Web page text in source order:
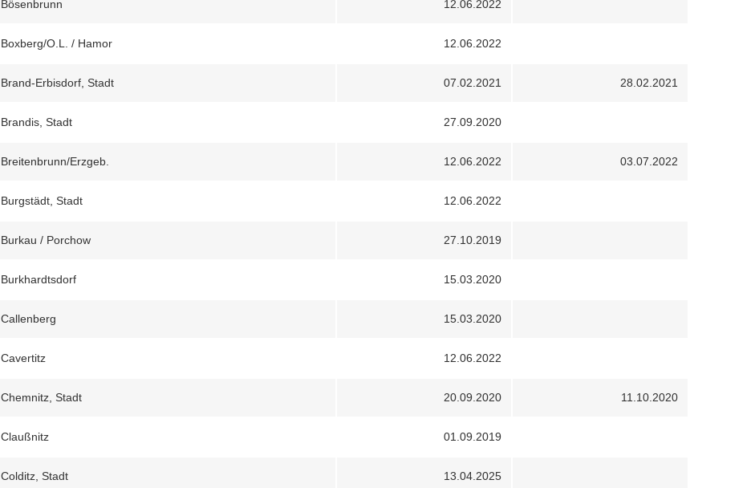
Bösenbrunn 12.06.2022
Boxberg/O.L. / Hamor 12.06.2022
Brand-Erbisdorf, Stadt 07.02.2021 28.02.2021
Brandis, Stadt 27.09.2020
Breitenbrunn/Erzgeb. 12.06.2022 03.07.2022
Burgstädt, Stadt 12.06.2022
Burkau / Porchow 27.10.2019
Burkhardtsdorf 15.03.2020
Callenberg 15.03.2020
Cavertitz 12.06.2022
Chemnitz, Stadt 20.09.2020 11.10.2020
Claußnitz 01.09.2019
Colditz, Stadt 13.04.2025